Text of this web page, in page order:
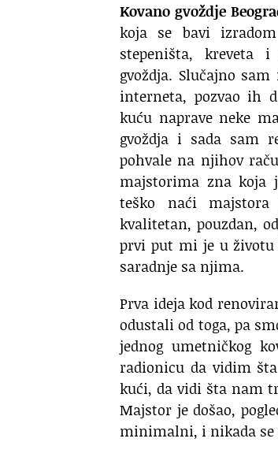
Kovano gvoždje
koja se bavi
stepeništa, kreveta
gvoždja. Slučajno
interneta, pozvao ih
kuću naprave neke
gvoždja i sada sam
pohvale na njihov
majstorima zna
teško naći
kvalitetan, pouzdan,
prvi put mi je u životu
saradnje sa njima.
Prva ideja kod
odustali od toga, pa
jednog umetničkog
radionicu da vidim
kući, da vidi šta nam
Majstor je došao,
minimalni, i nikada se